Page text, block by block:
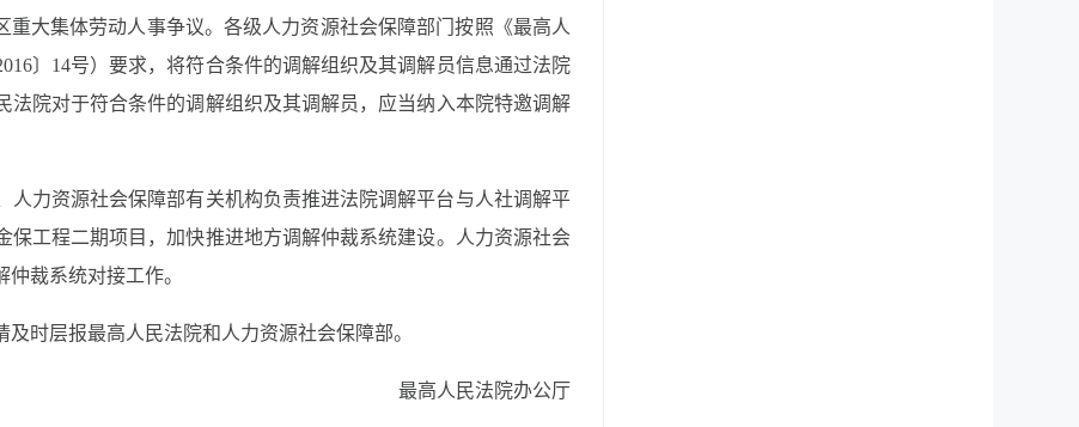
重大集体劳动人事争议。各级人力资源社会保障部门按照《最高人
〕14号）要求，将符合条件的调解组织及其调解员信息通过法院
院对于符合条件的调解组织及其调解员，应当纳入本院特邀调解
人力资源社会保障部有关机构负责推进法院调解平台与人社调解平
保工程二期项目，加快推进地方调解仲裁系统建设。人力资源社会
裁系统对接工作。
时层报最高人民法院和人力资源社会保障部。
最高人民法院办公厅